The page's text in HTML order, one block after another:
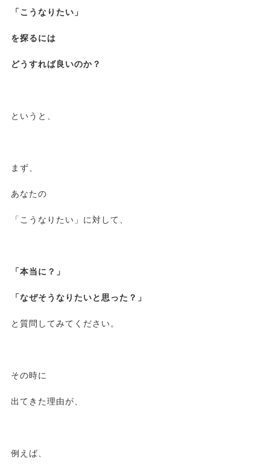
「こうなりたい」
を探るには
どうすれば良いのか？
というと、
まず、
あなたの
「こうなりたい」に対して、
「本当に？」
「なぜそうなりたいと思った？」
と質問してみてください。
その時に
出てきた理由が、
例えば、